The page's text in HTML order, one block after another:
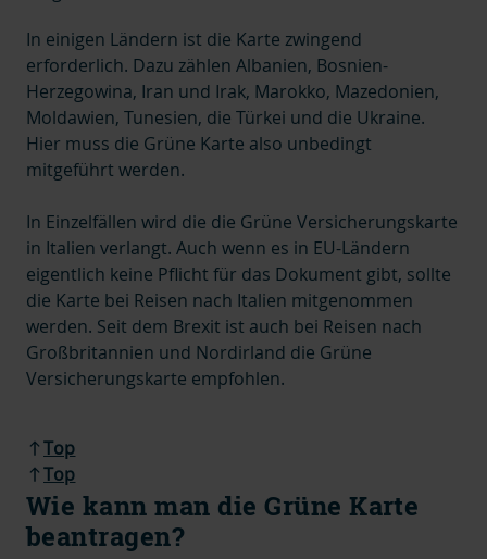
In einigen Ländern ist die Karte zwingend
erforderlich. Dazu zählen Albanien, Bosnien-
Herzegowina, Iran und Irak, Marokko, Mazedonien,
Moldawien, Tunesien, die Türkei und die Ukraine.
Hier muss die Grüne Karte also unbedingt
mitgeführt werden.
In Einzelfällen wird die die Grüne Versicherungskarte
in Italien verlangt. Auch wenn es in EU-Ländern
eigentlich keine Pflicht für das Dokument gibt, sollte
die Karte bei Reisen nach Italien mitgenommen
werden. Seit dem Brexit ist auch bei Reisen nach
Großbritannien und Nordirland die Grüne
Versicherungskarte empfohlen.
Top
Top
Wie kann man die Grüne Karte
beantragen?